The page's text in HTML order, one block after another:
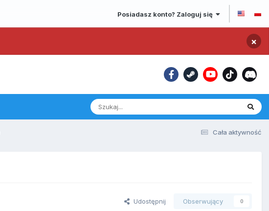
Posiadasz konto? Zaloguj się
×
Cała aktywność
Udostępnij Obserwujący 0